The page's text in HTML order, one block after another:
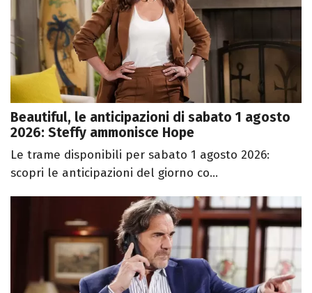
Beautiful, le anticipazioni di sabato 1 agosto
2026: Steffy ammonisce Hope
Le trame disponibili per sabato 1 agosto 2026:
scopri le anticipazioni del giorno co...